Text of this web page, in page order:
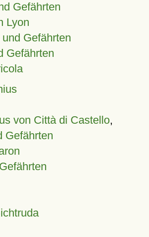
Gefährten
Lyon
Gefährten
Gefährten
von Città di Castello,
Gefährten